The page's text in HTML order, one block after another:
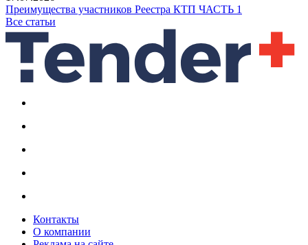
Преимущества участников Реестра КТП ЧАСТЬ 1
Все статьи
Контакты
О компании